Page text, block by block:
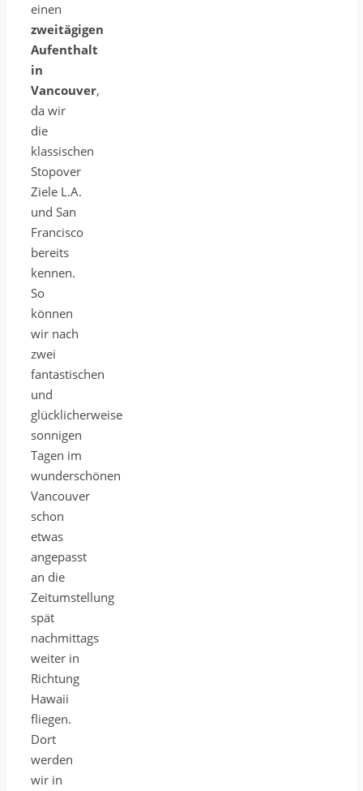
einen
zweitägigen
Aufenthalt
in
Vancouver,
da wir
die
klassischen
Stopover
Ziele L.A.
und San
Francisco
bereits
kennen.
So
können
wir nach
zwei
fantastischen
und
glücklicherweise
sonnigen
Tagen im
wunderschönen
Vancouver
schon
etwas
angepasst
an die
Zeitumstellung
spät
nachmittags
weiter in
Richtung
Hawaii
fliegen.
Dort
werden
wir in